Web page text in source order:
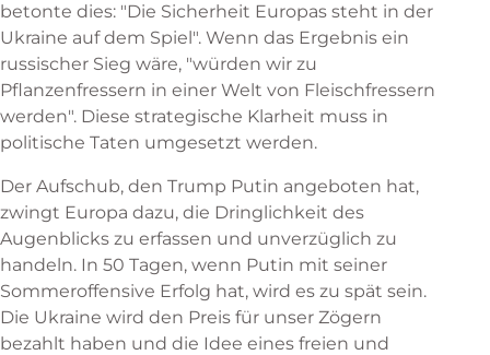
betonte dies: "Die Sicherheit Europas steht in der
Ukraine auf dem Spiel". Wenn das Ergebnis ein
russischer Sieg wäre, "würden wir zu
Pflanzenfressern in einer Welt von Fleischfressern
werden". Diese strategische Klarheit muss in
politische Taten umgesetzt werden.
Der Aufschub, den Trump Putin angeboten hat,
zwingt Europa dazu, die Dringlichkeit des
Augenblicks zu erfassen und unverzüglich zu
handeln. In 50 Tagen, wenn Putin mit seiner
Sommeroffensive Erfolg hat, wird es zu spät sein.
Die Ukraine wird den Preis für unser Zögern
bezahlt haben und die Idee eines freien und